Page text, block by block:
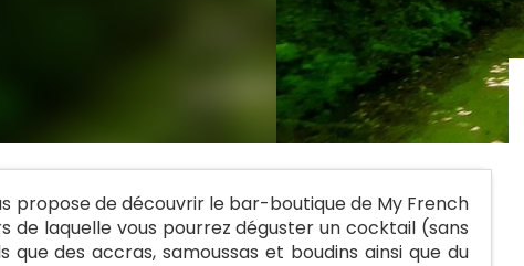
propose de découvrir le bar-boutique de My French
de laquelle vous pourrez déguster un cocktail (sans
des accras, samoussas et boudins ainsi que du